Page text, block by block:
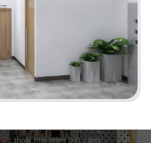
HIMCOM
cùng gam màu sống động
thoải mái giảm bớt căng